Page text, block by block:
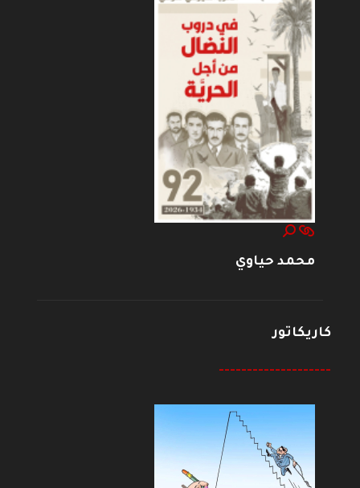
محمد حياوي
كاريكاتور
--------------------